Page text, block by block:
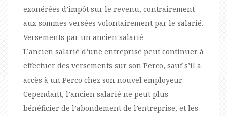
exonérées d’impôt sur le revenu, contrairement
aux sommes versées volontairement par le salarié.
Versements par un ancien salarié
L’ancien salarié d’une entreprise peut continuer à
effectuer des versements sur son Perco, sauf s’il a
accès à un Perco chez son nouvel employeur.
Cependant, l’ancien salarié ne peut plus
bénéficier de l’abondement de l’entreprise, et les